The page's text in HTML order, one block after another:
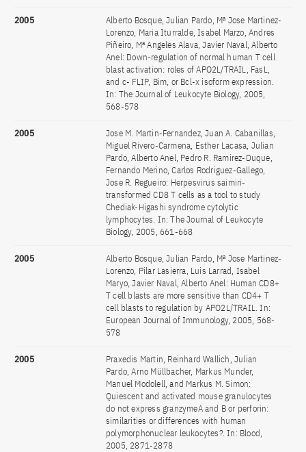
2005
Alberto Bosque, Julian Pardo, Mª Jose Martinez-
Lorenzo, Maria Iturralde, Isabel Marzo, Andres
Piñeiro, Mª Angeles Alava, Javier Naval, Alberto
Anel: Down-regulation of normal human T cell
blast activation: roles of APO2L/TRAIL, FasL,
and c- FLIP, Bim, or Bcl-x isoform expression.
In: The Journal of Leukocyte Biology, 2005,
568-578
2005
Jose M. Martin-Fernandez, Juan A. Cabanillas,
Miguel Rivero-Carmena, Esther Lacasa, Julian
Pardo, Alberto Anel, Pedro R. Ramirez-Duque,
Fernando Merino, Carlos Rodriguez-Gallego,
Jose R. Regueiro: Herpesvirus saimiri-
transformed CD8 T cells as a tool to study
Chediak-Higashi syndrome cytolytic
lymphocytes. In: The Journal of Leukocyte
Biology, 2005, 661-668
2005
Alberto Bosque, Julian Pardo, Mª Jose Martinez-
Lorenzo, Pilar Lasierra, Luis Larrad, Isabel
Maryo, Javier Naval, Alberto Anel: Human CD8+
T cell blasts are more sensitive than CD4+ T
cell blasts to regulation by APO2L/TRAIL. In:
European Journal of Immunology, 2005, 568-
578
2005
Praxedis Martin, Reinhard Wallich, Julian
Pardo, Arno Müllbacher, Markus Munder,
Manuel Modolell, and Markus M. Simon:
Quiescent and activated mouse granulocytes
do not express granzymeA and B or perforin:
similarities or differences with human
polymorphonuclear leukocytes?. In: Blood,
2005, 2871-2878